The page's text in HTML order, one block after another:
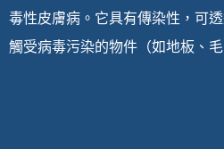
毒性皮膚病。它具有傳染性，可
觸受病毒污染的物件（如地板、